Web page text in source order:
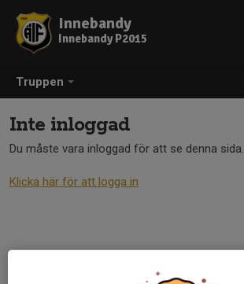
Truppen
Innebandy
Innebandy P2015
Inte inloggad
Du måste vara inloggad för att se denna sida.
Klicka här för att logga in